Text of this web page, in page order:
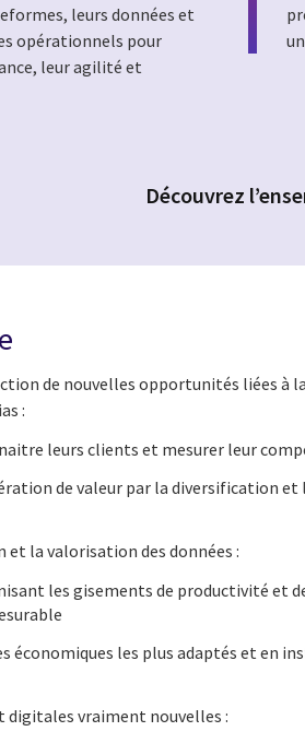
leurs données et
opérationnels pour
leur agilité et
Découvrez
de nouvelles opportunités liées à
:
leurs clients et mesurer leur
de valeur par la diversification
la valorisation des données :
les gisements de productivité et
économiques les plus adaptés et en
digitales vraiment nouvelles :